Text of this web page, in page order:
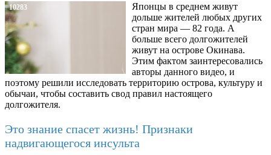
10283
Японцы в среднем живут
дольше жителей любых других
стран мира — 82 года. А
больше всего долгожителей
живут на острове Окинава.
Этим фактом заинтересовались
авторы данного видео, и
поэтому решили исследовать территорию острова, культуру и
обычаи, чтобы составить свод правил настоящего
долгожителя.
Это знание спасет жизнь! Признаки
надвигающегося инсульта